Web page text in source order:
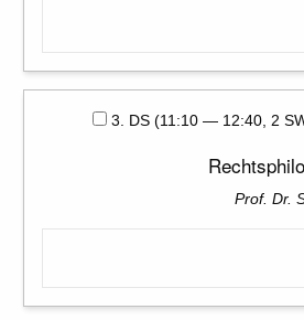
3. DS (11:10 — 12:40, 2
Prof. Dr.